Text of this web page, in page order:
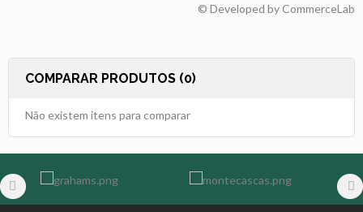
© Developed byCommerceLab
COMPARAR PRODUTOS (0)
Não existem itens para comparar